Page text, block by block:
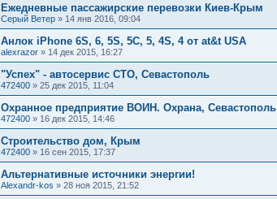
Ежедневные пассажирские перевозки Киев-Крым
Серый Ветер » 14 янв 2016, 09:04
Анлок iPhone 6S, 6, 5S, 5C, 5, 4S, 4 от at&t USA
alexrazor » 14 дек 2015, 16:27
"Успех" - автосервис СТО, Севастополь
472400 » 25 дек 2015, 11:04
Охранное предприятие ВОИН. Охрана, Севастополь
472400 » 16 дек 2015, 14:46
Строительство дом, Крым
472400 » 16 сен 2015, 17:37
Альтернативные источники энергии!
Alexandr-kos » 28 ноя 2015, 21:52